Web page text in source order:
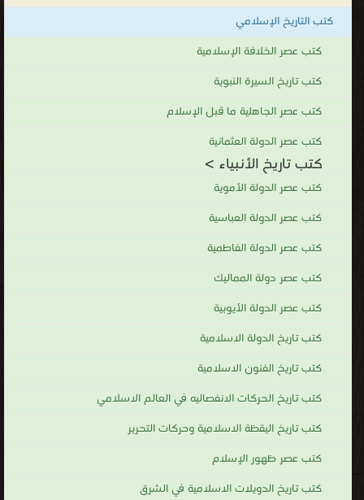
كتب التاريخ الإسلامي
كتب عصر الخلافة الإسلامية
كتب تاريخ السيرة النبوية
كتب عصر الجاهلية ما قبل الإسلام
كتب عصر الدولة العثمانية
كتب تاريخ الأنبياء >
كتب عصر الدولة الأموية
كتب عصر الدولة العباسية
كتب عصر الدولة الفاطمية
كتب عصر دولة المماليك
كتب عصر الدولة الأيوبية
كتب تاريخ الدولة الاسلامية
كتب تاريخ الفنون الاسلامية
كتب تاريخ الحركات الانفصاليه في العالم الاسلامي
كتب تاريخ اليقظة الاسلامية وحركات التحرير
كتب عصر ظهور الإسلام
كتب تاريخ الدويلات الاسلامية في الشرق